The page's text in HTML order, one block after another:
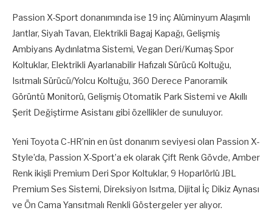
Passion X-Sport donanımında ise 19 inç Alüminyum Alaşımlı
Jantlar, Siyah Tavan, Elektrikli Bagaj Kapağı, Gelişmiş
Ambiyans Aydınlatma Sistemi, Vegan Deri/Kumaş Spor
Koltuklar, Elektrikli Ayarlanabilir Hafızalı Sürücü Koltuğu,
Isıtmalı Sürücü/Yolcu Koltuğu, 360 Derece Panoramik
Görüntü Monitorü, Gelişmiş Otomatik Park Sistemi ve Akıllı
Şerit Değiştirme Asistanı gibi özellikler de sunuluyor.
Yeni Toyota C-HR’nin en üst donanım seviyesi olan Passion X-
Style’da, Passion X-Sport’a ek olarak Çift Renk Gövde, Amber
Renk ikişli Premium Deri Spor Koltuklar, 9 Hoparlörlü JBL
Premium Ses Sistemi, Direksiyon Isıtma, Dijital İç Dikiz Aynası
ve Ön Cama Yansıtmalı Renkli Göstergeler yer alıyor.